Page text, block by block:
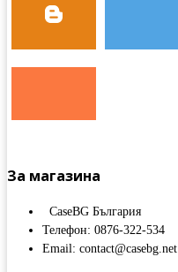
За магазина
CaseBG България
Телефон: 0876-322-534
Email: contact@casebg.net